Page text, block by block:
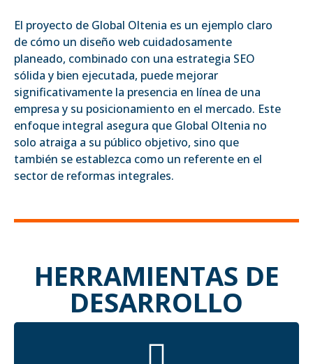
El proyecto de Global Oltenia es un ejemplo claro
de cómo un diseño web cuidadosamente
planeado, combinado con una estrategia SEO
sólida y bien ejecutada, puede mejorar
significativamente la presencia en línea de una
empresa y su posicionamiento en el mercado. Este
enfoque integral asegura que Global Oltenia no
solo atraiga a su público objetivo, sino que
también se establezca como un referente en el
sector de reformas integrales.
HERRAMIENTAS DE
DESARROLLO